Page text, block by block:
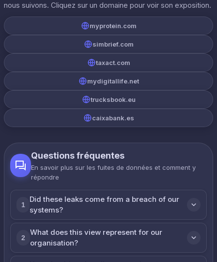
nous suivons. Cliquez sur un domaine pour voir son exposition.
myprotein.com
simbrief.com
taxact.com
mydigitallife.net
trucksbook.eu
caixabank.es
Questions fréquentes
En savoir plus sur les fuites de données et comment y
répondre
1
Did these leaks come from a breach of our
systems?
2
What does this view represent for our
organisation?